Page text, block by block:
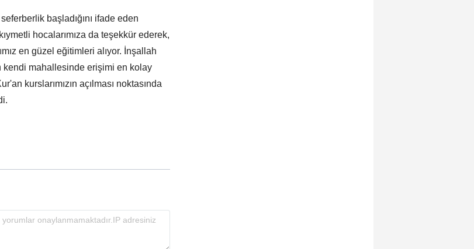
başladığını ifade eden
hocalarımıza da teşekkür ederek,
en güzel eğitimleri alıyor. İnşallah
kendi mahallesinde erişimi en kolay
kurslarımızın açılması noktasında